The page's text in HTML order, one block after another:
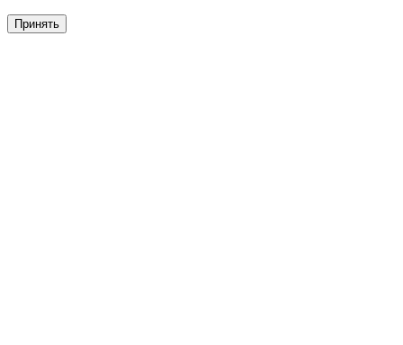
Принять